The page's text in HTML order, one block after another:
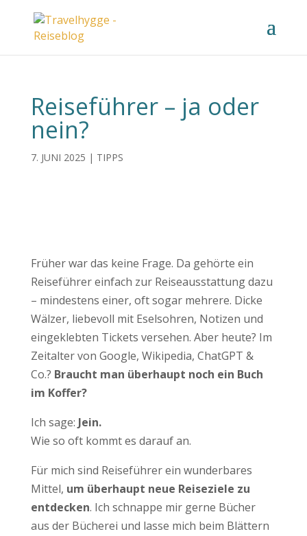
Reiseführer – ja oder
nein?
7. JUNI 2025 | TIPPS
Früher war das keine Frage. Da gehörte ein
Reiseführer einfach zur Reiseausstattung dazu
– mindestens einer, oft sogar mehrere. Dicke
Wälzer, liebevoll mit Eselsohren, Notizen und
eingeklebten Tickets versehen. Aber heute? Im
Zeitalter von Google, Wikipedia, ChatGPT &
Co.? Braucht man überhaupt noch ein Buch
im Koffer?
Ich sage: Jein.
Wie so oft kommt es darauf an.
Für mich sind Reiseführer ein wunderbares
Mittel, um überhaupt neue Reiseziele zu
entdecken. Ich schnappe mir gerne Bücher
aus der Bücherei und lasse mich beim Blättern